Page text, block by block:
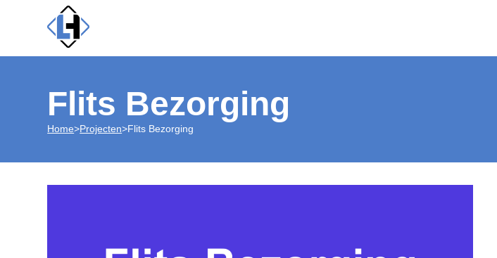
Flits Bezorging
Home>Projecten>Flits Bezorging